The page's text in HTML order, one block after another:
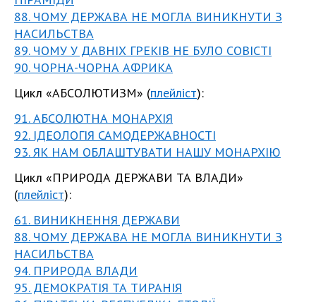
88. ЧОМУ ДЕРЖАВА НЕ МОГЛА ВИНИКНУТИ З
НАСИЛЬСТВА
89. ЧОМУ У ДАВНІХ ГРЕКІВ НЕ БУЛО СОВІСТІ
90. ЧОРНА-ЧОРНА АФРИКА
Цикл «АБСОЛЮТИЗМ» (плейліст):
91. АБСОЛЮТНА МОНАРХІЯ
92. ІДЕОЛОГІЯ САМОДЕРЖАВНОСТІ
93. ЯК НАМ ОБЛАШТУВАТИ НАШУ МОНАРХІЮ
Цикл «ПРИРОДА ДЕРЖАВИ ТА ВЛАДИ»
(плейліст):
61. ВИНИКНЕННЯ ДЕРЖАВИ
88. ЧОМУ ДЕРЖАВА НЕ МОГЛА ВИНИКНУТИ З
НАСИЛЬСТВА
94. ПРИРОДА ВЛАДИ
95. ДЕМОКРАТІЯ ТА ТИРАНІЯ